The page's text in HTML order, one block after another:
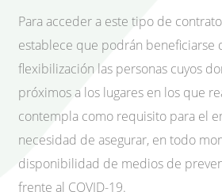
Para acceder a este tipo de
establece que podrán beneficiarse
flexibilización las personas cuyos
próximos a los lugares en los que
contempla como requisito para el
necesidad de asegurar, en todo
disponibilidad de medios de
frente al COVID-19.